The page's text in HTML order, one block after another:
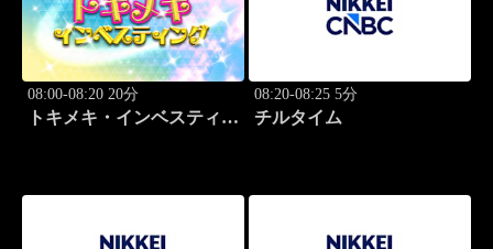
08:00-08:20 20分
トキメキ・インベスティン
08:20-08:25 5分
チルタイム